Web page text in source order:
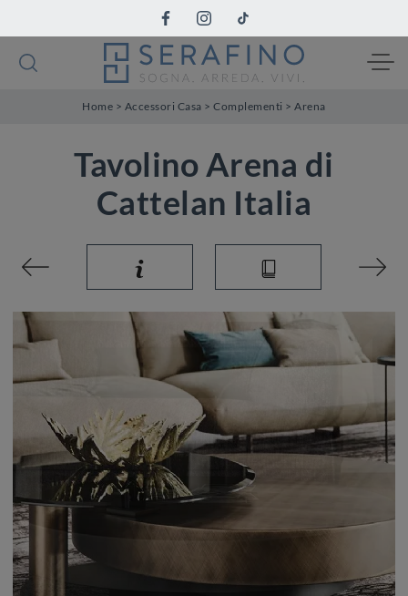
Home > Accessori Casa >Complementi >Arena
Tavolino Arena di
Cattelan Italia